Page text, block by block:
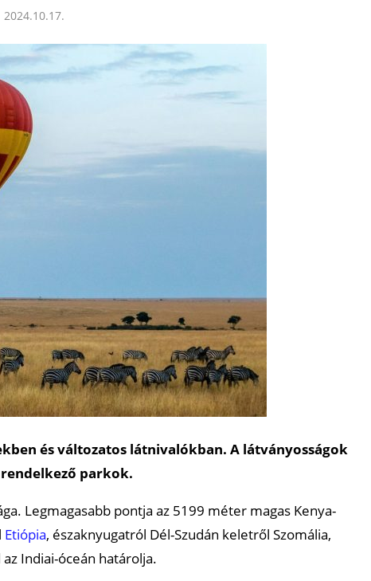
2024.10.17.
és változatos látnivalókban. A látványosságok
parkok.
Legmagasabb pontja az 5199 méter magas Kenya-
Etiópia, északnyugatról Dél-Szudán keletről Szomália,
Indiai-óceán határolja.